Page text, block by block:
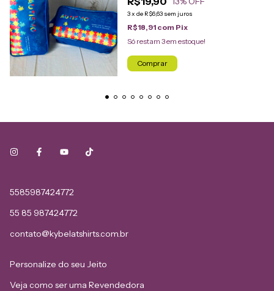
3x de R$6,63 sem juros
R$18,91 com Pix
Só restam 3em estoque!
5585987424772
55 85 987424772
contato@kybelatshirts.com.br
Personalize do seu Jeito
Veja como ser uma Revendedora